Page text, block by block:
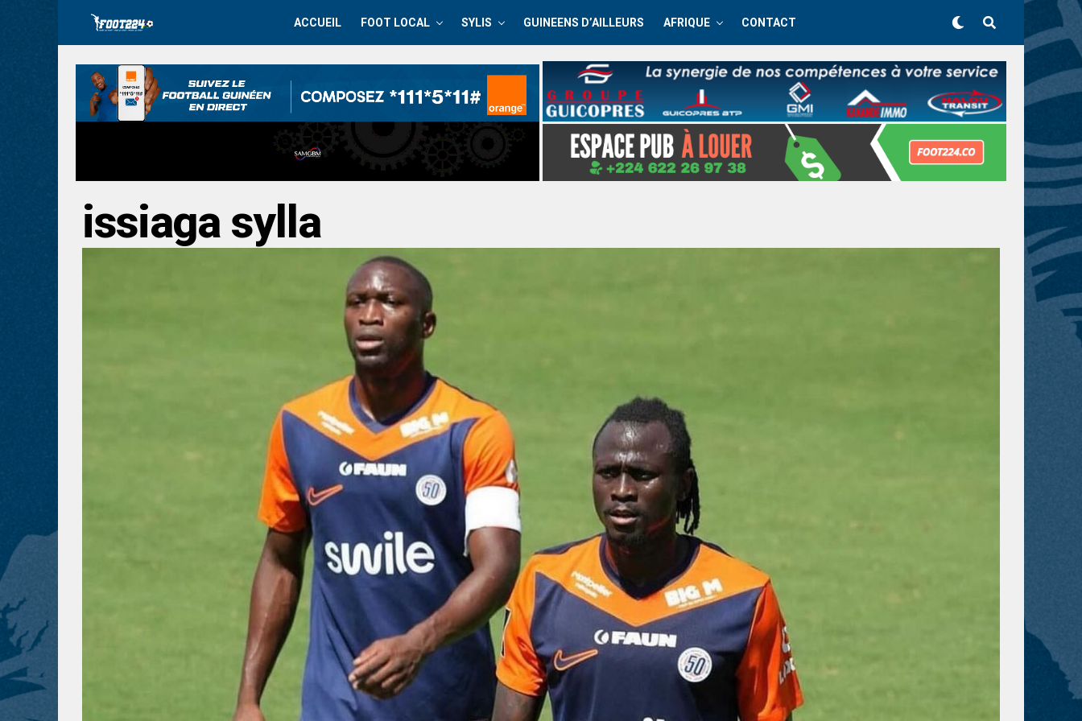
ACCUEIL FOOT LOCAL SYLIS GUINEENS D’AILLEURS AFRIQUE CONTACT
issiaga sylla